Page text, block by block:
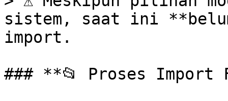
sistem, saat ini
import.
### **📂 Proses